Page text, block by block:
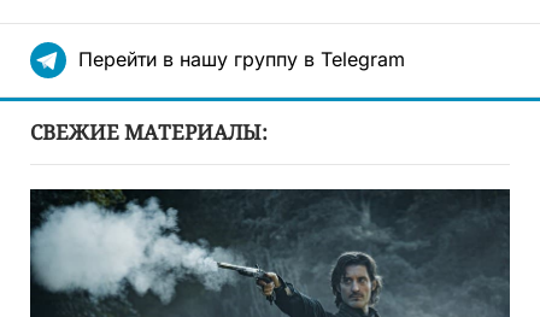
Перейти в нашу группу в Telegram
СВЕЖИЕ МАТЕРИАЛЫ: